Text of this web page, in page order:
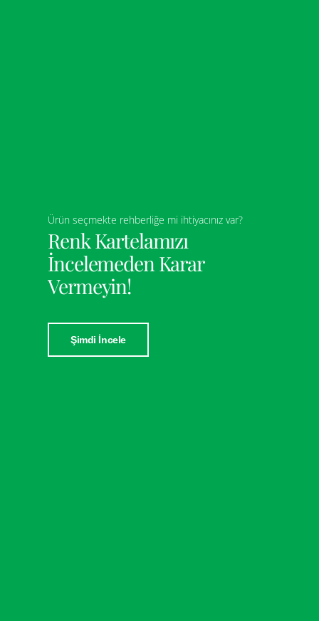
Ürün seçmekte rehberliğe mi ihtiyacınız var?
Renk Kartelamızı
İncelemeden Karar
Vermeyin!
Şimdi İncele